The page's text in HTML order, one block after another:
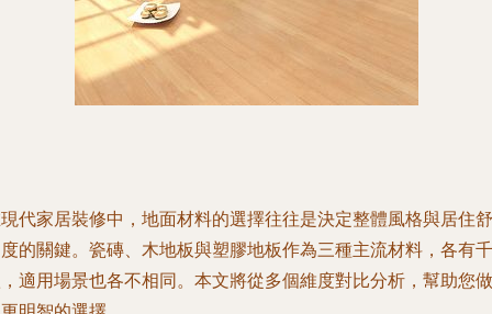
代家居裝修中，地面材料的選擇往往是決定整體風格與居住舒
的關鍵。瓷磚、木地板與塑膠地板作為三種主流材料，各有千
適用場景也各不相同。本文將從多個維度對比分析，幫助您做